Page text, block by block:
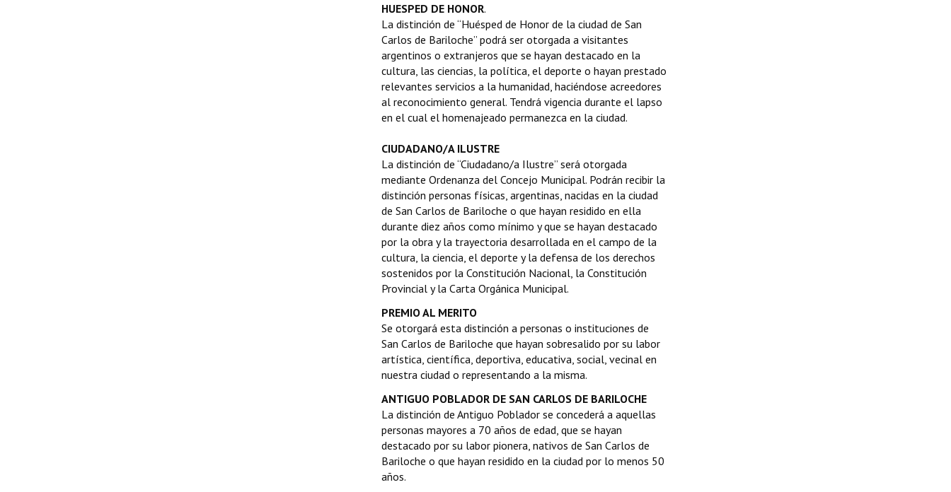
HUESPED DE HONOR.
La distinción de “Huésped de Honor de la ciudad de San
Carlos de Bariloche” podrá ser otorgada a visitantes
argentinos o extranjeros que se hayan destacado en la
cultura, las ciencias, la política, el deporte o hayan prestado
relevantes servicios a la humanidad, haciéndose acreedores
al reconocimiento general. Tendrá vigencia durante el lapso
en el cual el homenajeado permanezca en la ciudad.
CIUDADANO/A ILUSTRE
La distinción de “Ciudadano/a Ilustre” será otorgada
mediante Ordenanza del Concejo Municipal. Podrán recibir la
distinción personas físicas, argentinas, nacidas en la ciudad
de San Carlos de Bariloche o que hayan residido en ella
durante diez años como mínimo y que se hayan destacado
por la obra y la trayectoria desarrollada en el campo de la
cultura, la ciencia, el deporte y la defensa de los derechos
sostenidos por la Constitución Nacional, la Constitución
Provincial y la Carta Orgánica Municipal.
PREMIO AL MERITO
Se otorgará esta distinción a personas o instituciones de
San Carlos de Bariloche que hayan sobresalido por su labor
artística, científica, deportiva, educativa, social, vecinal en
nuestra ciudad o representando a la misma.
ANTIGUO POBLADOR DE SAN CARLOS DE BARILOCHE
La distinción de Antiguo Poblador se concederá a aquellas
personas mayores a 70 años de edad, que se hayan
destacado por su labor pionera, nativos de San Carlos de
Bariloche o que hayan residido en la ciudad por lo menos 50
años.